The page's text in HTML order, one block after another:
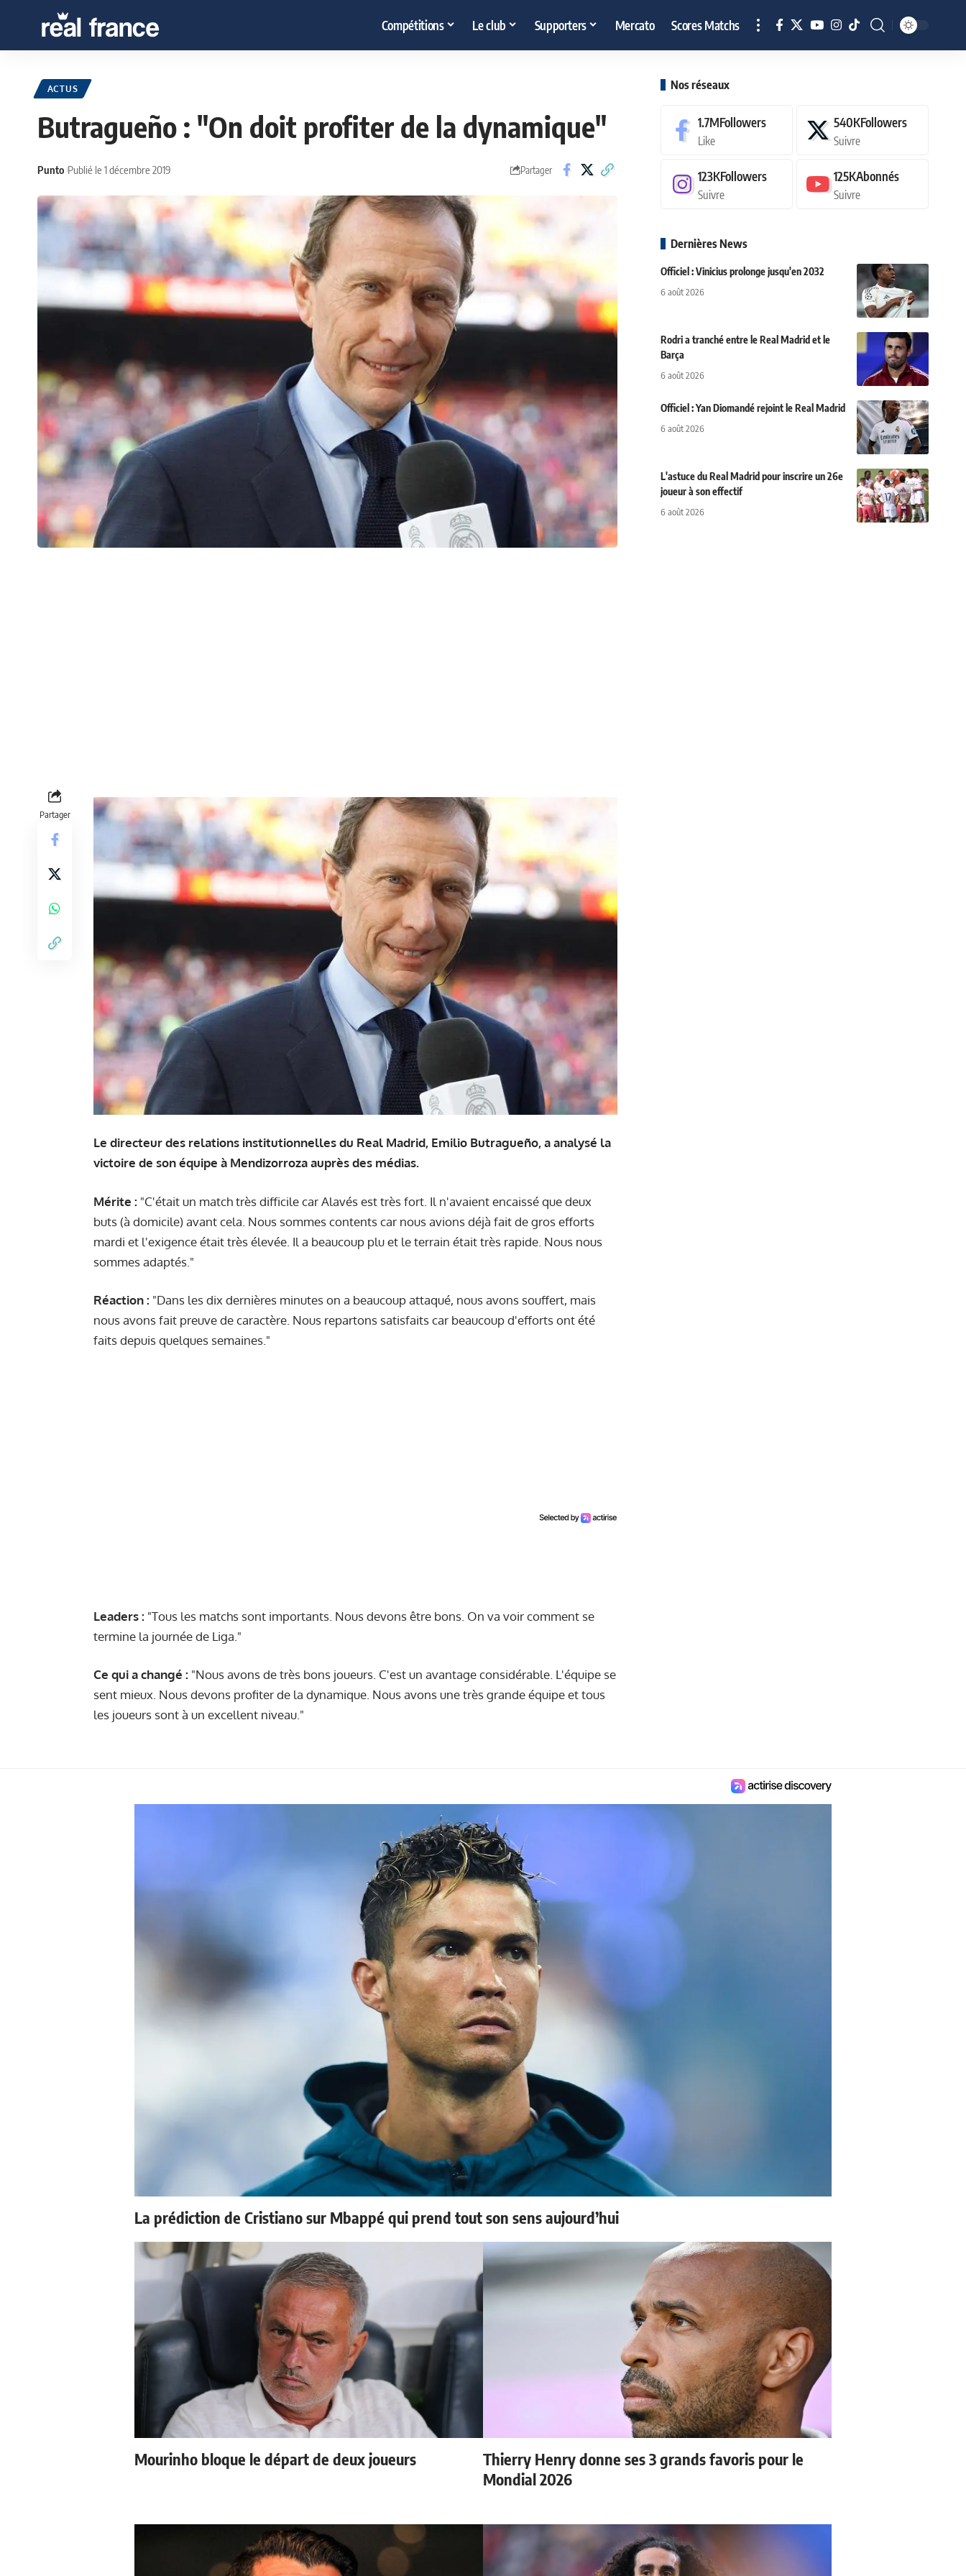
Compétitions Le club Supporters Mercato Scores Matchs
ACTUS
Butragueño : "On doit profiter de la dynamique"
Punto Publié le 1 décembre 2019 Partager
Partager
Le directeur des relations institutionnelles du Real Madrid, Emilio Butragueño, a analysé la
victoire de son équipe à Mendizorroza auprès des médias.
Mérite : "C'était un match très difficile car Alavés est très fort. Il n'avaient encaissé que deux
buts (à domicile) avant cela. Nous sommes contents car nous avions déjà fait de gros efforts
mardi et l'exigence était très élevée. Il a beaucoup plu et le terrain était très rapide. Nous nous
sommes adaptés."
Réaction : "Dans les dix dernières minutes on a beaucoup attaqué, nous avons souffert, mais
nous avons fait preuve de caractère. Nous repartons satisfaits car beaucoup d'efforts ont été
faits depuis quelques semaines."
Leaders : "Tous les matchs sont importants. Nous devons être bons. On va voir comment se
termine la journée de Liga."
Ce qui a changé : "Nous avons de très bons joueurs. C'est un avantage considérable. L'équipe se
sent mieux. Nous devons profiter de la dynamique. Nous avons une très grande équipe et tous
les joueurs sont à un excellent niveau."
Nos réseaux
1.7MFollowers
Like
540KFollowers
Suivre
123KFollowers
Suivre
125KAbonnés
Suivre
Dernières News
Officiel : Vinicius prolonge jusqu'en 2032
6 août 2026
Rodri a tranché entre le Real Madrid et le
Barça
6 août 2026
Officiel : Yan Diomandé rejoint le Real Madrid
6 août 2026
L'astuce du Real Madrid pour inscrire un 26e
joueur à son effectif
6 août 2026
La prédiction de Cristiano sur Mbappé qui prend tout son sens aujourd’hui
Mourinho bloque le départ de deux joueurs
Thierry Henry donne ses 3 grands favoris pour le
Mondial 2026